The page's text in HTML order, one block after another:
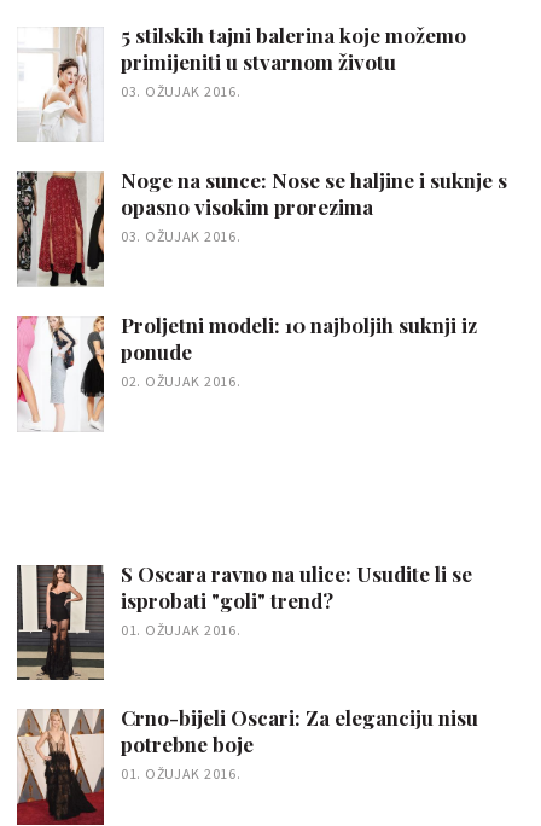
5 stilskih tajni balerina koje možemo
primijeniti u stvarnom životu
03. OŽUJAK 2016.
Noge na sunce: Nose se haljine i suknje s
opasno visokim prorezima
03. OŽUJAK 2016.
Proljetni modeli: 10 najboljih suknji iz
ponude
02. OŽUJAK 2016.
S Oscara ravno na ulice: Usudite li se
isprobati "goli" trend?
01. OŽUJAK 2016.
Crno-bijeli Oscari: Za eleganciju nisu
potrebne boje
01. OŽUJAK 2016.